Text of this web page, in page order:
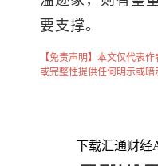
要支撑。
【免责声明】本文仅代表
或完整性提供任何明示或
下载汇通财经